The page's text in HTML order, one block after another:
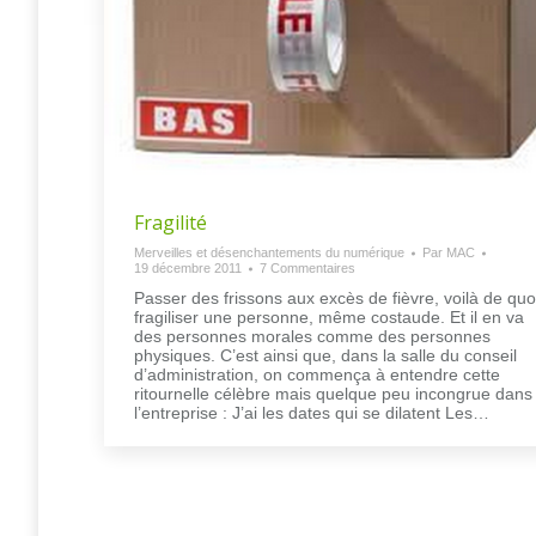
Fragilité
Merveilles et désenchantements du numérique Par MAC
19 décembre 2011
7 Commentaires
Passer des frissons aux excès de fièvre, voilà de
fragiliser une personne, même costaude. Et il en va
des personnes morales comme des personnes
physiques. C’est ainsi que, dans la salle du conseil
d’administration, on commença à entendre cette
ritournelle célèbre mais quelque peu incongrue dans
l’entreprise : J’ai les dates qui se dilatent Les…